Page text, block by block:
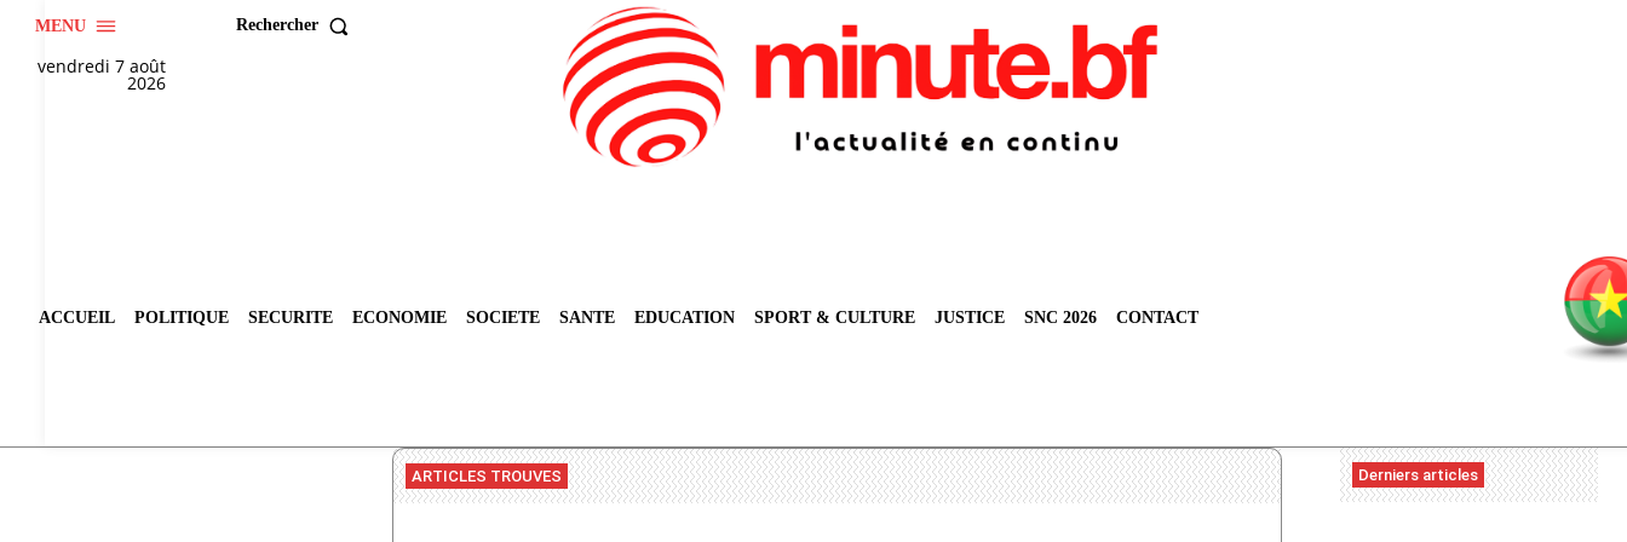
MENU Rechercher
vendredi 7 août
2026
ACCUEIL POLITIQUE SECURITE ECONOMIE SOCIETE SANTE EDUCATION SPORT & CULTURE JUSTICE SNC 2026 CONTACT
ARTICLES TROUVES Derniers articles